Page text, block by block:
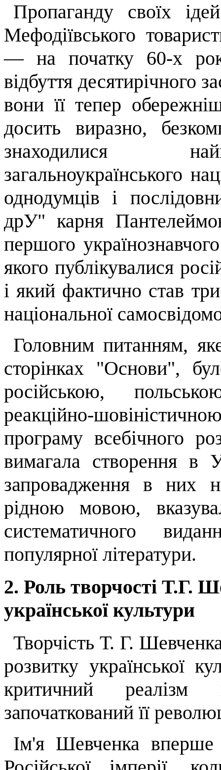
Пропаганду своїх
Мефодіївсько­го
— на початку 60-х
відбуття десятирічного
вони її тепер
досить виразно,
знаходилися
загальноукраїнського
однодумців і
дрУ"карня
першого
якого публікувалися
і який фактично став
національної
Головним питанням,
сторінках "Основи",
російською,
реакційно-
програму всебічного
вимагала створення в
запровадження в них
рідною мовою,
систематичного
популярної літератури.
2. Роль творчості Т.Г.
української культури
Творчість Т. Г.
розвитку української
критичний реалізм
започаткований її
Ім'я Шевченка вперше